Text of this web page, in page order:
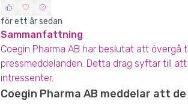
för ett år sedan
Sammanfattning
Coegin Pharma AB har beslutat att övergå
pressmeddelanden. Detta drag syftar till
intressenter.
Coegin Pharma AB meddelar att